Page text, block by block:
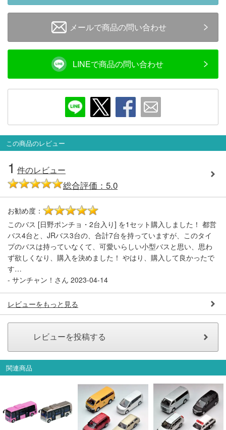
ヘルプページ
お気に入りリスト
新規会員登録
会員ランクについて
会社概要
レビューについて
© 2026 Mid Japan, Inc.
メールで商品の問い合わせ
LINEで商品の問い合わせ
この商品のレビュー
1 件のレビュー
総合評価：5.0
お勧め度：
このバス [日野ポンチョ・2台入り] を1セット購入しました！ 都営
バス4台と、JRバス3台の、合計7台を持っていますが、このタイ
プのバスは持っていなくて、可愛いらしい小型バスと思い、思わ
ず欲しくなり、購入を決めました！ やはり、購入して良かったで
す…
- サンチャン！さん 2023-04-14
レビューをもっと見る
関連商品